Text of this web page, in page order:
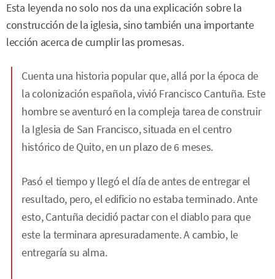
Esta leyenda no solo nos da una explicación sobre la
construcción de la iglesia, sino también una importante
lección acerca de cumplir las promesas.
Cuenta una historia popular que, allá por la época de
la colonización española, vivió Francisco Cantuña. Este
hombre se aventuró en la compleja tarea de construir
la Iglesia de San Francisco, situada en el centro
histórico de Quito, en un plazo de 6 meses.
Pasó el tiempo y llegó el día de antes de entregar el
resultado, pero, el edificio no estaba terminado. Ante
esto, Cantuña decidió pactar con el diablo para que
este la terminara apresuradamente. A cambio, le
entregaría su alma.